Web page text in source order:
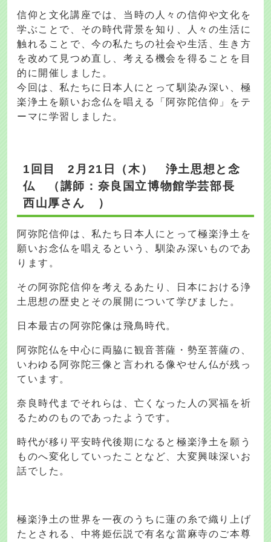
信仰と文化講座では、当時の人々の信仰や文化を
学ぶことで、その時代背景を知り、人々の生活に
触れることで、今の私たちの社会や生活、生き方
を改めて見つめ直し、考える機会を得ることを目
的に開催しました。
今回は、私たちに日本人にとって馴染み深い、極
楽浄土を願いお念仏を唱える「阿弥陀信仰」をテ
ーマに学習しました。
1回目 2月21日（木） 浄土思想と念
仏 （講師：奈良国立博物館学芸部長
西山厚さん ）
阿弥陀信仰は、私たち日本人にとって極楽浄土を
願いお念仏を唱えるという、馴染み深いものであ
ります。
その阿弥陀信仰を考えるあたり、日本における浄
土思想の歴史とその展開について学びました。
日本最古の阿弥陀像は飛鳥時代。
阿弥陀仏を中心に両脇に観音菩薩・勢至菩薩の、
いわゆる阿弥陀三像と言われる像やせん仏が残っ
ています。
奈良時代までそれらは、亡くなった人の冥福を祈
るためのものであったようです。
時代が移り平安時代後期になると極楽浄土を願う
ものへ変化していったことなど、大変興味深いお
話でした。
極楽浄土の世界を一夜のうちに蓮の糸で織り上げ
たとされる、中将姫伝説で有名な當麻寺のご本尊